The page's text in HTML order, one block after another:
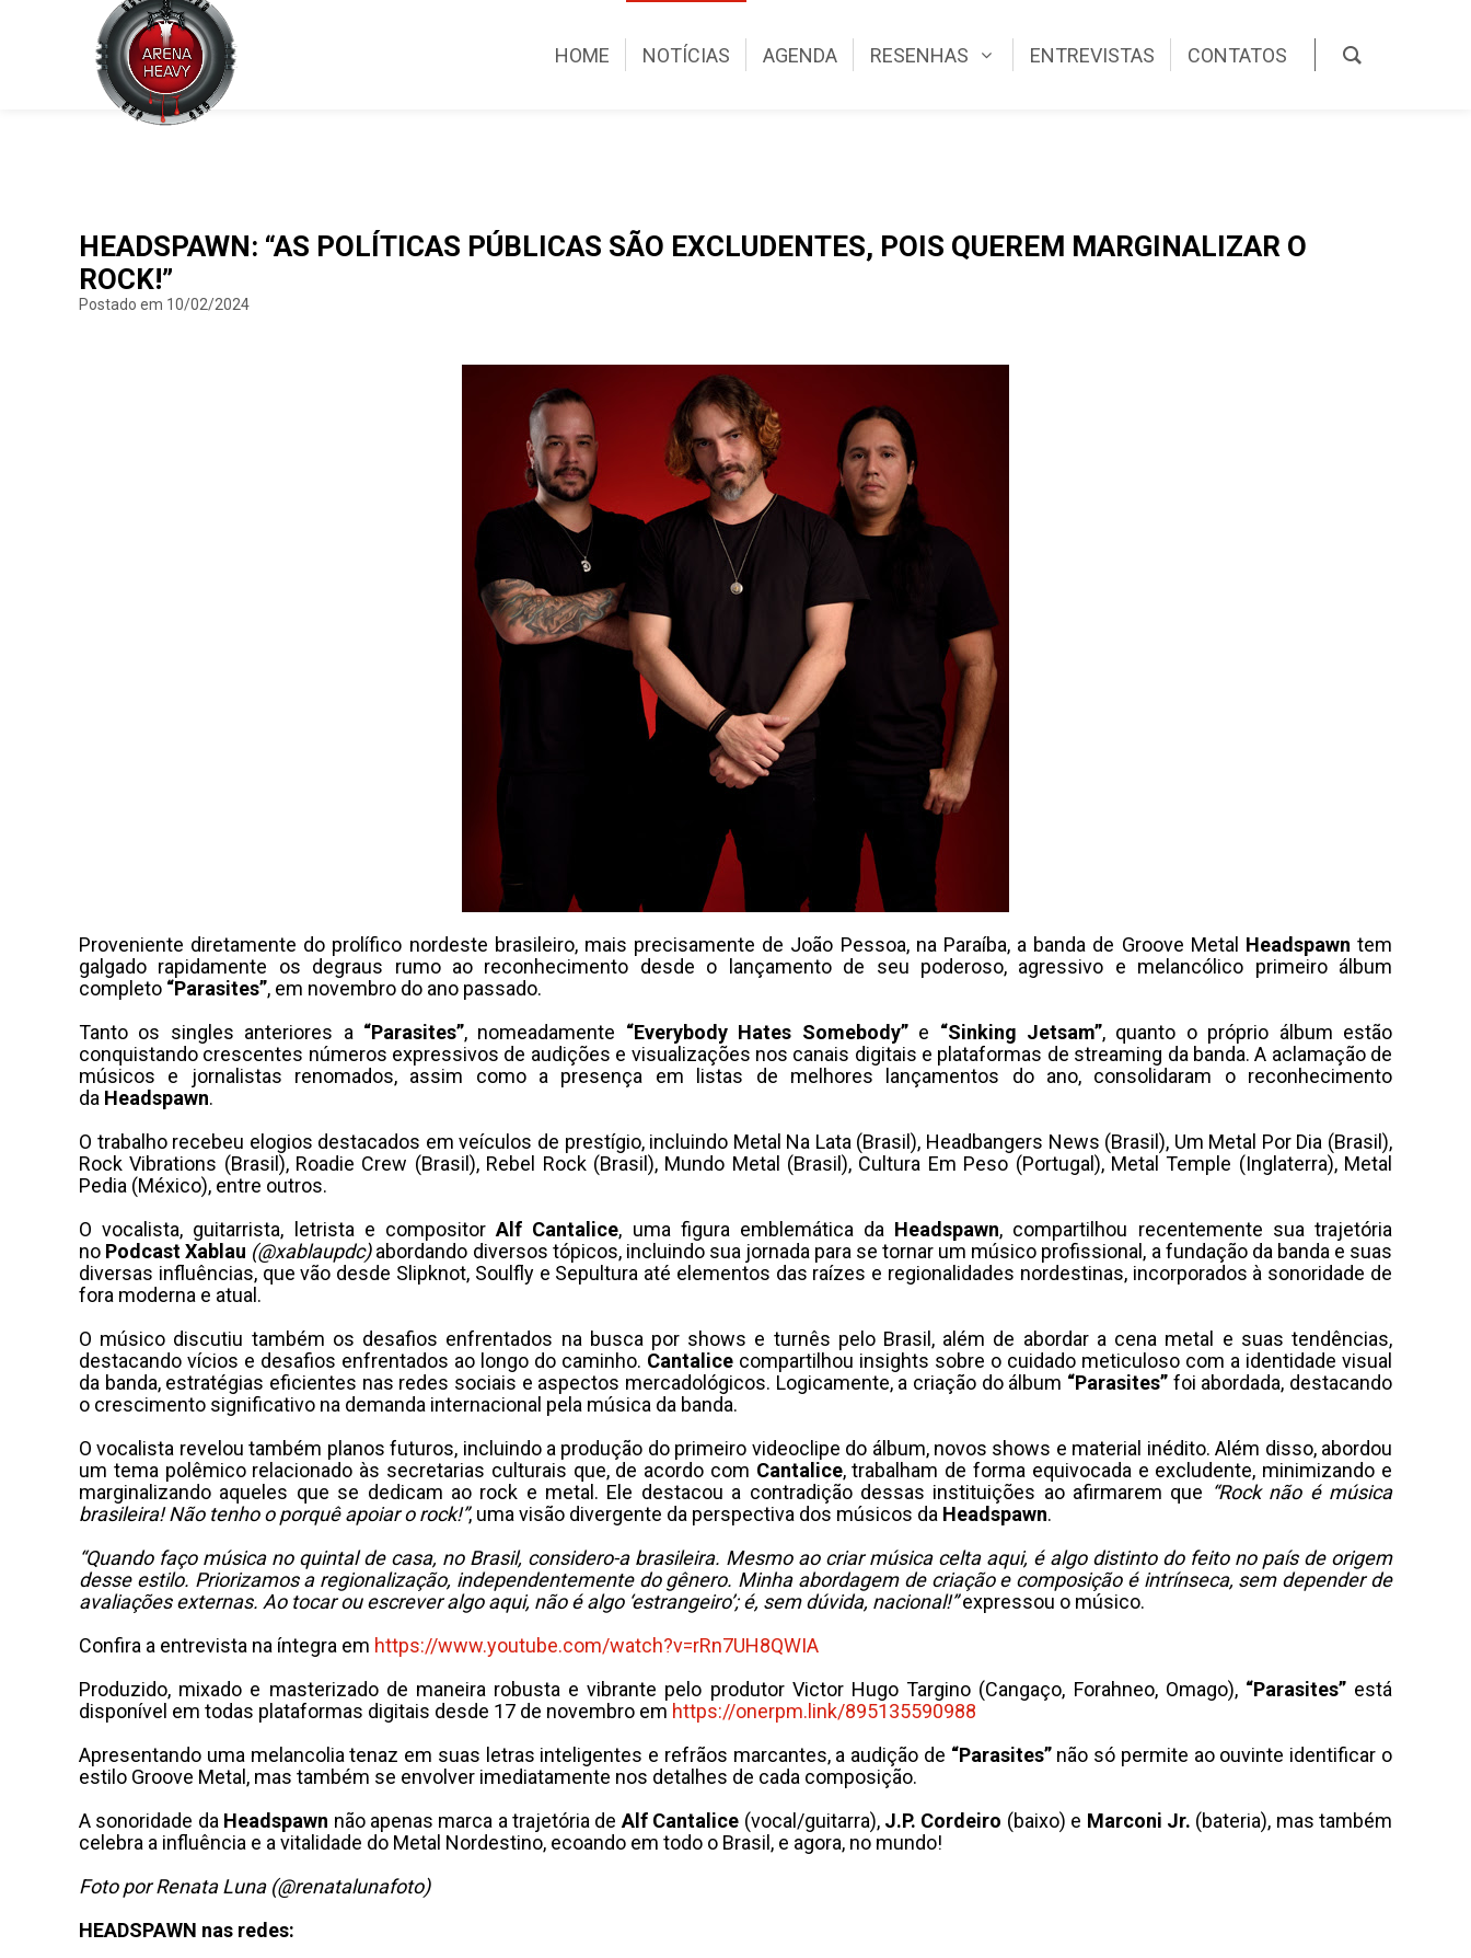
HOME NOTÍCIAS AGENDA RESENHAS ENTREVISTAS CONTATOS
HEADSPAWN: “AS POLÍTICAS PÚBLICAS SÃO EXCLUDENTES, POIS QUEREM MARGINALIZAR O
ROCK!”
Postado em 10/02/2024
Proveniente diretamente do prolífico nordeste brasileiro, mais precisamente de João Pessoa, na Paraíba, a banda de Groove Metal Headspawn tem
galgado rapidamente os degraus rumo ao reconhecimento desde o lançamento de seu poderoso, agressivo e melancólico primeiro álbum
completo “Parasites”, em novembro do ano passado.
Tanto os singles anteriores a “Parasites”, nomeadamente “Everybody Hates Somebody”e “Sinking Jetsam”, quanto o próprio álbum estão
conquistando crescentes números expressivos de audições e visualizações nos canais digitais e plataformas de streaming da banda. A aclamação de
músicos e jornalistas renomados, assim como a presença em listas de melhores lançamentos do ano, consolidaram o reconhecimento
da Headspawn.
O trabalho recebeu elogios destacados em veículos de prestígio, incluindo Metal Na Lata (Brasil), Headbangers News (Brasil), Um Metal Por Dia (Brasil),
Rock Vibrations (Brasil), Roadie Crew (Brasil), Rebel Rock (Brasil), Mundo Metal (Brasil), Cultura Em Peso (Portugal), Metal Temple (Inglaterra), Metal
Pedia (México), entre outros.
O vocalista, guitarrista, letrista e compositorAlf Cantalice, uma figura emblemática da Headspawn, compartilhou recentemente sua trajetória
no Podcast Xablau (@xablaupdc)abordando diversos tópicos, incluindo sua jornada para se tornar um músico profissional, a fundação da banda e suas
diversas influências, que vão desde Slipknot, Soulfly e Sepultura até elementos das raízes e regionalidades nordestinas, incorporados à sonoridade de
fora moderna e atual.
O músico discutiu também os desafios enfrentados na busca por shows e turnês pelo Brasil, além de abordar a cena metal e suas tendências,
destacando vícios e desafios enfrentados ao longo do caminho. Cantalice compartilhou insights sobre o cuidado meticuloso com a identidade visual
da banda, estratégias eficientes nas redes sociais e aspectos mercadológicos. Logicamente, a criação do álbum “Parasites” foi abordada, destacando
o crescimento significativo na demanda internacional pela música da banda.
O vocalista revelou também planos futuros, incluindo a produção do primeiro videoclipe do álbum, novos shows e material inédito. Além disso, abordou
um tema polêmico relacionado às secretarias culturais que, de acordo com Cantalice, trabalham de forma equivocada e excludente, minimizando e
marginalizando aqueles que se dedicam ao rock e metal. Ele destacou a contradição dessas instituições ao afirmarem que “Rock não é música
brasileira! Não tenho o porquê apoiar o rock!”, uma visão divergente da perspectiva dos músicos da Headspawn.
“Quando faço música no quintal de casa, no Brasil, considero-a brasileira. Mesmo ao criar música celta aqui, é algo distinto do feito no país de origem
desse estilo. Priorizamos a regionalização, independentemente do gênero. Minha abordagem de criação e composição é intrínseca, sem depender de
avaliações externas. Ao tocar ou escrever algo aqui, não é algo ‘estrangeiro’; é, sem dúvida, nacional!”expressou o músico.
Confira a entrevista na íntegra em https://www.youtube.com/watch?v=rRn7UH8QWIA
Produzido, mixado e masterizado de maneira robusta e vibrante pelo produtor Victor Hugo Targino (Cangaço, Forahneo, Omago), “Parasites”está
disponível em todas plataformas digitais desde 17 de novembro em https://onerpm.link/895135590988
Apresentando uma melancolia tenaz em suas letras inteligentes e refrãos marcantes, a audição de “Parasites”não só permite ao ouvinte identificar o
estilo Groove Metal, mas também se envolver imediatamente nos detalhes de cada composição.
A sonoridade da Headspawn não apenas marca a trajetória de Alf Cantalice (vocal/guitarra), J.P. Cordeiro (baixo) e Marconi Jr. (bateria), mas também
celebra a influência e a vitalidade do Metal Nordestino, ecoando em todo o Brasil, e agora, no mundo!
Foto por Renata Luna (@renatalunafoto)
HEADSPAWN nas redes: